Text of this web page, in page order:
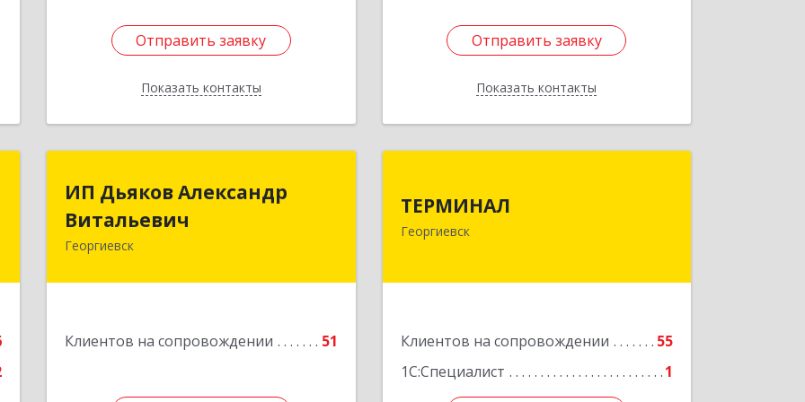
Отправить заявку
Показать контакты
Отправить заявку
Назад
Отправить заявку
Показать контакты
Отправить заявку
Назад
ИП Дьяков Александр
Витальевич
Георгиевск
Клиентов на сопровождении 51
Витальевич
ТЕРМИНАЛ
Георгиевск
Клиентов на сопровождении
55
1С:Специалист
1
Георгиевск г, Калинина ул, дом № 109
Подробнее